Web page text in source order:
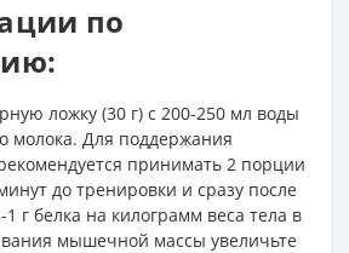
по
ложку (30 г) с 200-250 мл воды
молока. Для поддержания
принимать 2 порции
до тренировки и сразу после
1 г белка на килограмм веса тела в
мышечной массы увеличьте